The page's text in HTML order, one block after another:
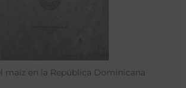
maíz en la República Dominicana